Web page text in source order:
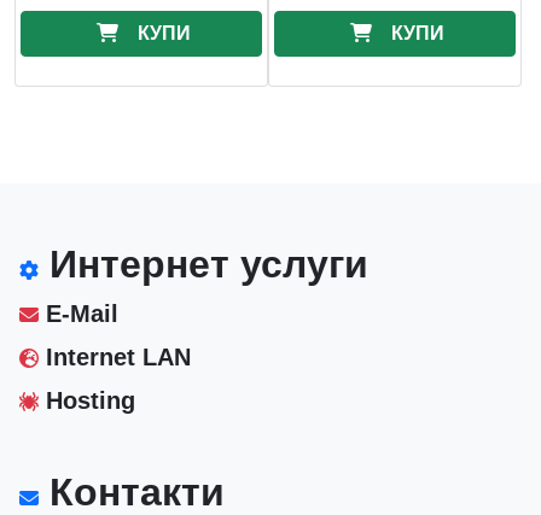
КУПИ КУПИ
Интернет услуги
E-Mail
Internet LAN
Hosting
Контакти